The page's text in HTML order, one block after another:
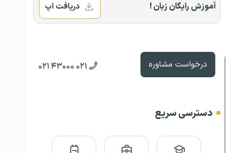
آموزش رایگان زبان ! دریافت اپ
درخواست مشاوره ۰۲۱ ۴۳۰۰۰ ۰۲۱
دسترسی سریع